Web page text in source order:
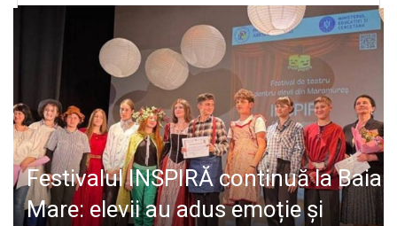
POLITIC
LIFE
Festivalul INSPIRĂ continuă la Baia
Mare: elevii au adus emoție și